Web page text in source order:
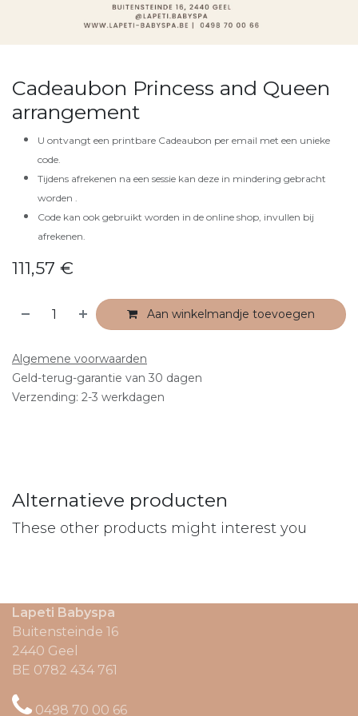
Cadeaubon Princess and Queen
arrangement
U ontvangt een printbare Cadeaubon per email met een unieke
code.
Tijdens afrekenen na een sessie kan deze in mindering gebracht
worden .
Code kan ook gebruikt worden in de online shop, invullen bij
afrekenen.
111,57 €
Aan winkelmandje toevoegen
Algemene voorwaarden
Geld-terug-garantie van 30 dagen
Verzending: 2-3 werkdagen
Alternatieve producten
These other products might interest you
Lapeti Babyspa
Buitensteinde 16
2440 Geel
BE 0782 434 761
0498 70 00 66